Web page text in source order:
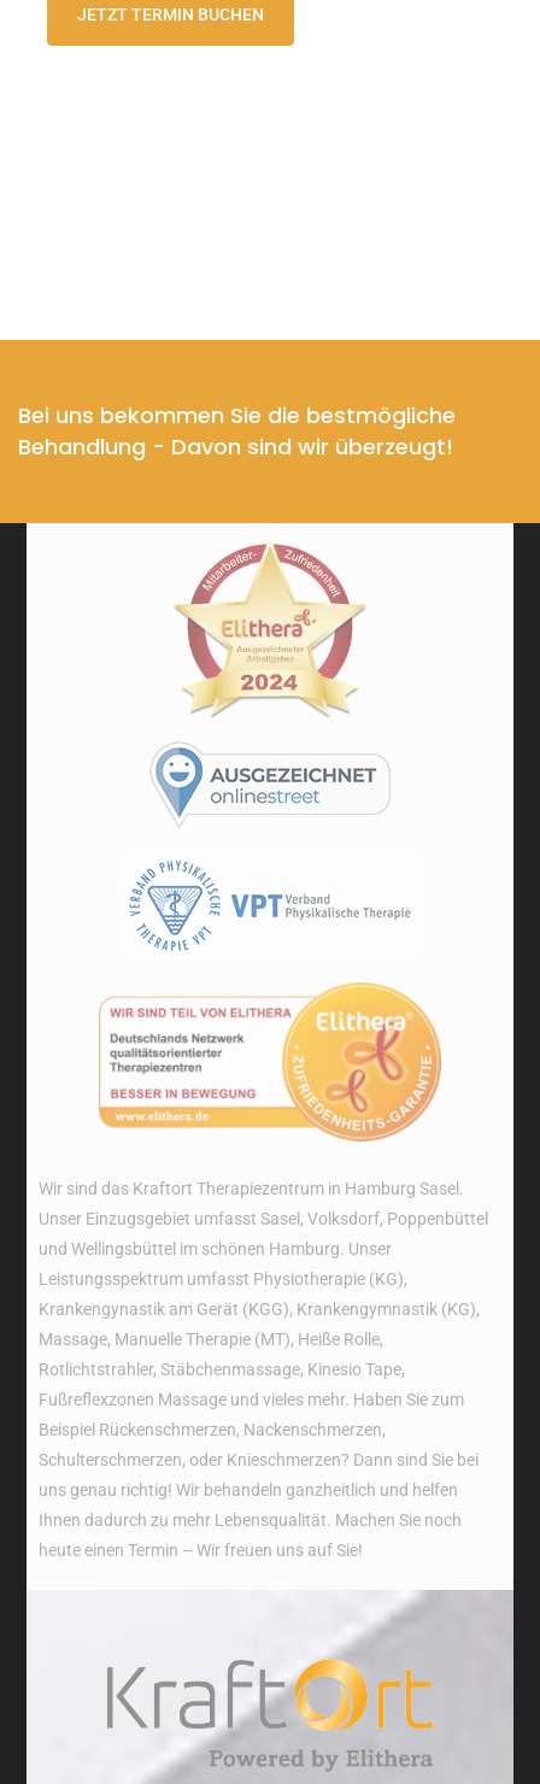
JETZT TERMIN BUCHEN
Bei uns bekommen Sie die bestmögliche
Behandlung - Davon sind wir überzeugt!
Wir sind das Kraftort Therapiezentrum in Hamburg Sasel.
Unser Einzugsgebiet umfasst Sasel, Volksdorf, Poppenbüttel
und Wellingsbüttel im schönen Hamburg. Unser
Leistungsspektrum umfasst Physiotherapie (KG),
Krankengynastik am Gerät (KGG), Krankengymnastik (KG),
Massage, Manuelle Therapie (MT), Heiße Rolle,
Rotlichtstrahler, Stäbchenmassage, Kinesio Tape,
Fußreflexzonen Massage und vieles mehr. Haben Sie zum
Beispiel Rückenschmerzen, Nackenschmerzen,
Schulterschmerzen, oder Knieschmerzen? Dann sind Sie bei
uns genau richtig! Wir behandeln ganzheitlich und helfen
Ihnen dadurch zu mehr Lebensqualität. Machen Sie noch
heute einen Termin – Wir freuen uns auf Sie!